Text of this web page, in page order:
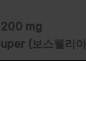
200 mg
(보스웰리